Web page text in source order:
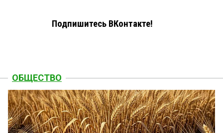
Подпишитесь ВКонтакте!
ОБЩЕСТВО